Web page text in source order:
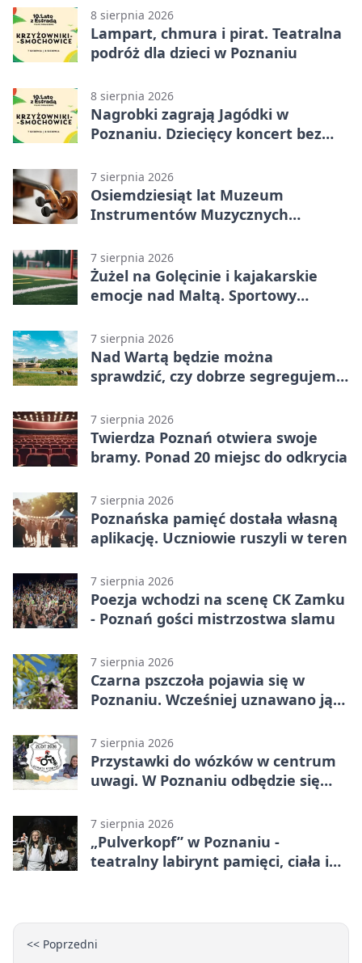
8 sierpnia 2026
Lampart, chmura i pirat. Teatralna
podróż dla dzieci w Poznaniu
8 sierpnia 2026
Nagrobki zagrają Jagódki w
Poznaniu. Dziecięcy koncert bez
7 sierpnia 2026
Osiemdziesiąt lat Muzeum
Instrumentów Muzycznych
7 sierpnia 2026
Żużel na Golęcinie i kajakarskie
emocje nad Maltą. Sportowy
7 sierpnia 2026
Nad Wartą będzie można
sprawdzić, czy dobrze segregujemy
7 sierpnia 2026
Twierdza Poznań otwiera swoje
bramy. Ponad 20 miejsc do odkrycia
7 sierpnia 2026
Poznańska pamięć dostała własną
aplikację. Uczniowie ruszyli w teren
7 sierpnia 2026
Poezja wchodzi na scenę CK Zamku
- Poznań gości mistrzostwa slamu
7 sierpnia 2026
Czarna pszczoła pojawia się w
Poznaniu. Wcześniej uznawano ją
7 sierpnia 2026
Przystawki do wózków w centrum
uwagi. W Poznaniu odbędzie się
7 sierpnia 2026
„Pulverkopf” w Poznaniu -
teatralny labirynt pamięci, ciała i
<< Poprzedni